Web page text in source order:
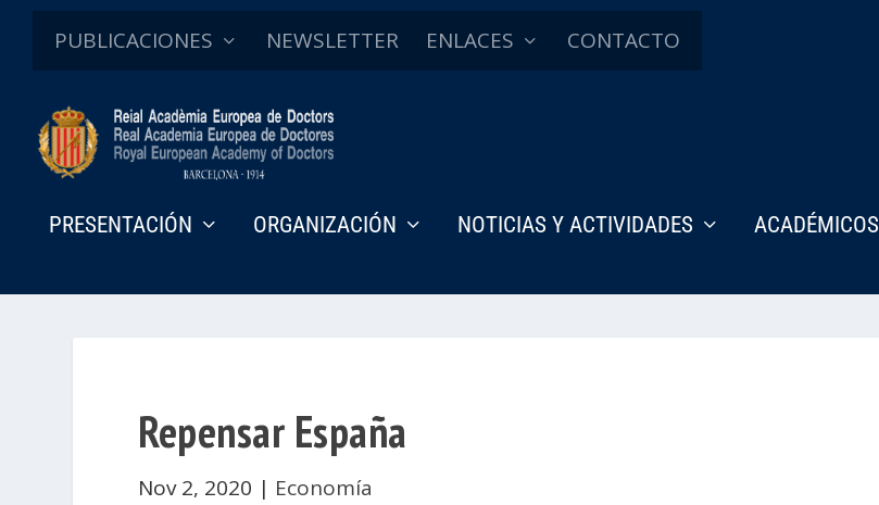
PUBLICACIONES NEWSLETTER ENLACES CONTACTO
PRESENTACIÓN ORGANIZACIÓN NOTICIAS Y ACTIVIDADES ACADÉMICOS
Repensar España
Nov 2, 2020 | Economía